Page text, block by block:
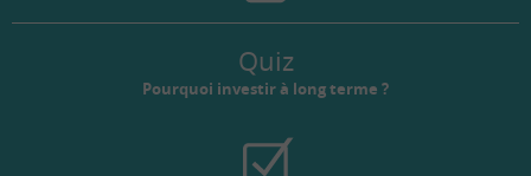
Quiz
Pourquoi investir à long terme ?